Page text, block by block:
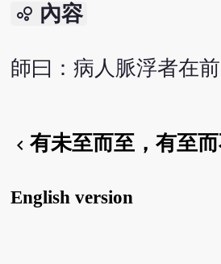
bubble_chart 內容
師曰：病人脈浮者在
chevron_left 有未至而至，有至
English version